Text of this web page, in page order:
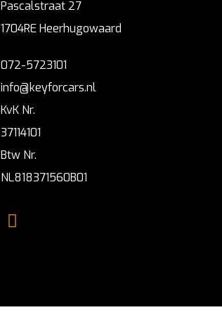
Pascalstraat 27
1704RE Heerhugowaard
072-5723101
info@keyforcars.nl
KvK Nr.
37114101
Btw Nr.
NL818371560B01